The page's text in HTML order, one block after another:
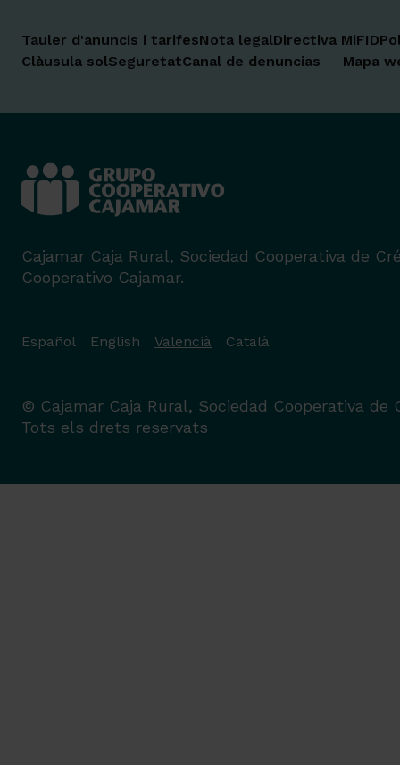
Tauler d'anuncis i tarifesNota legalDirectiva MiFID
Clàusula solSeguretatCanal de denuncias Mapa
Cajamar Caja Rural, Sociedad Cooperativa de
Cooperativo Cajamar.
Español English Valencià Català
© Cajamar Caja Rural, Sociedad Cooperativa de
Tots els drets reservats